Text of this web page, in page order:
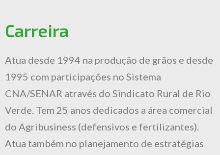
Carreira
Atua desde 1994 na produção de grãos e desde
1995 com participações no Sistema
CNA/SENAR através do Sindicato Rural de Rio
Verde. Tem 25 anos dedicados a área comercial
do Agribusiness (defensivos e fertilizantes).
Atua também no planejamento de estratégias